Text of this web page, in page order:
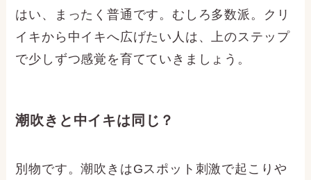
はい、まったく普通です。むしろ多数派。クリ
イキから中イキへ広げたい人は、上のステップ
で少しずつ感覚を育てていきましょう。
潮吹きと中イキは同じ？
別物です。潮吹きはGスポット刺激で起こりや